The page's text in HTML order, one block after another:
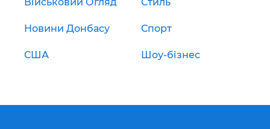
Новини Донбасу Спорт
США Шоу-бізнес